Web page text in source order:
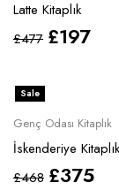
Latte Kitaplık
£477 £197
Sale
Genç Odası Kitaplık
İskenderiye Kitaplık
£468 £375